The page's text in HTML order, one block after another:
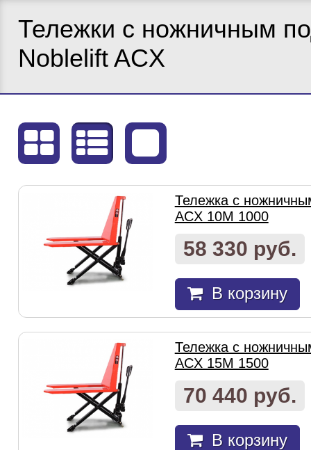
Тележки с ножничным
Noblelift ACX
Тележка с
ACX 10M 1000
58 330 руб.
В корзину
Тележка с
ACX 15M 1500
70 440 руб.
В корзину